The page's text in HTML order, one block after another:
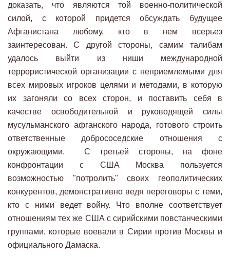
доказать, что являются той военно-политической
силой, с которой придется обсуждать будущее
Афганистана любому, кто в нем всерьез
заинтересован. С другой стороны, самим талибам
удалось выйти из ниши международной
террористической организации с неприемлемыми для
всех мировых игроков целями и методами, в которую
их загоняли со всех сторон, и поставить себя в
качестве освободительной и руководящей силы
мусульманского афганского народа, готового строить
ответственные добрососедские отношения с
окружающими. C третьей стороны, на фоне
конфронтации с США Москва пользуется
возможностью "потролить" своих геополитических
конкурентов, демонстративно ведя переговоры с теми,
кто с ними ведет войну. Что вполне соответствует
отношениям тех же США с сирийскими повстанческими
группами, которые воевали в Сирии против Москвы и
официального Дамаска.